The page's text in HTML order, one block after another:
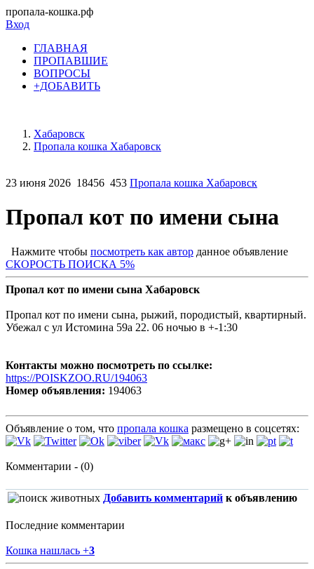
пропала-кошка.рф
Вход
ГЛАВНАЯ
ПРОПАВШИЕ
ВОПРОСЫ
+ДОБАВИТЬ
Хабаровск
Пропала кошка Хабаровск
23 июня 2026 18456 453 Пропала кошка Хабаровск
Пропал кот по имени сына
Нажмите чтобы посмотреть как автор данное объявление
СКОРОСТЬ ПОИСКА 5%
Пропал кот по имени сына Хабаровск
Пропал кот по имени сына, рыжий, породистый, квартирный.
Убежал с ул Истомина 59а 22. 06 ночью в +-1:30
Контакты можно посмотреть по ссылке:
https://POISKZOO.RU/194063
Номер объявления: 194063
Объявление о том, что пропала кошка размещено в соцсетях:
Комментарии - (0)
Добавить комментарий к объявлению
Последние комментарии
Кошка нашлась +3